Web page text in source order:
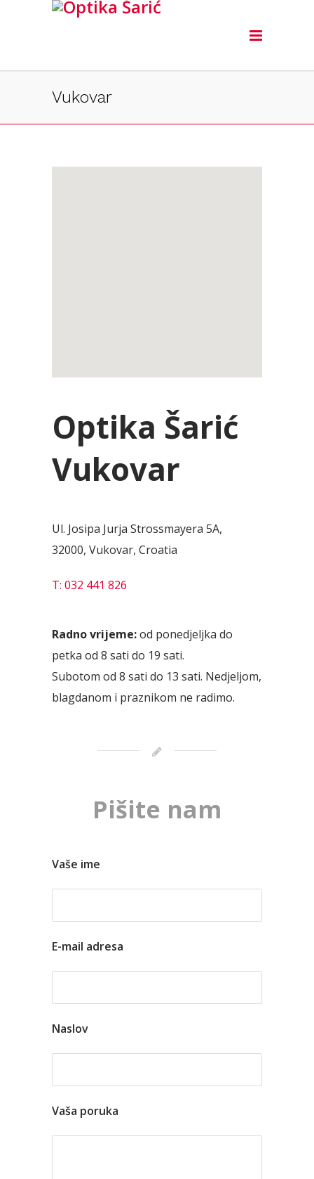
Vukovar
Optika Šarić
Vukovar
Ul. Josipa Jurja Strossmayera 5A,
32000, Vukovar, Croatia
T: 032 441 826
Radno vrijeme:od ponedjeljka do
petka od 8 sati do 19 sati.
Subotom od 8 sati do 13 sati. Nedjeljom,
blagdanom i praznikom ne radimo.
Pišite nam
Vaše ime
E-mail adresa
Naslov
Vaša poruka